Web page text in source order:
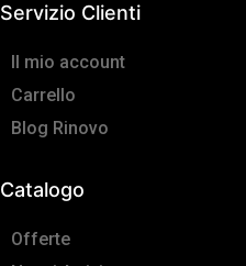
Servizio Clienti
Il mio account
Carrello
Blog Rinovo
Catalogo
Offerte